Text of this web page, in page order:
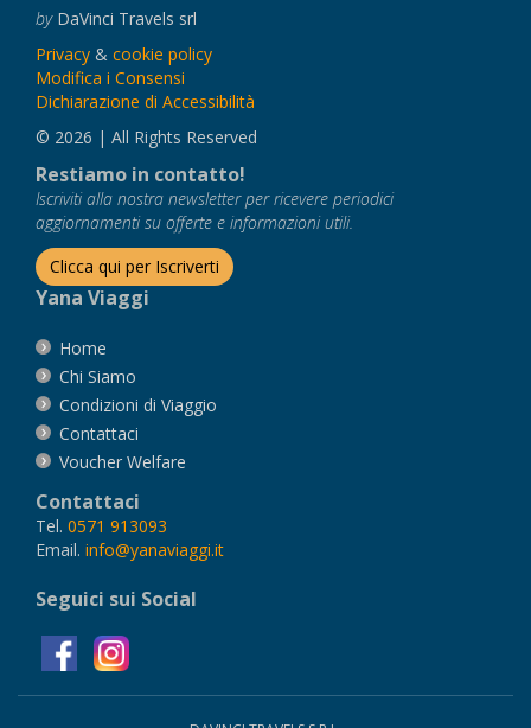
byDaVinci Travels srl
Privacy & cookie policy
Modifica i Consensi
Dichiarazione di Accessibilità
© 2026 | All Rights Reserved
Restiamo in contatto!
Iscriviti alla nostra newsletter per ricevere periodici
aggiornamenti su offerte e informazioni utili.
Clicca qui per Iscriverti
Yana Viaggi
Home
Chi Siamo
Condizioni di Viaggio
Contattaci
Voucher Welfare
Contattaci
Tel. 0571 913093
Email. info@yanaviaggi.it
Seguici sui Social